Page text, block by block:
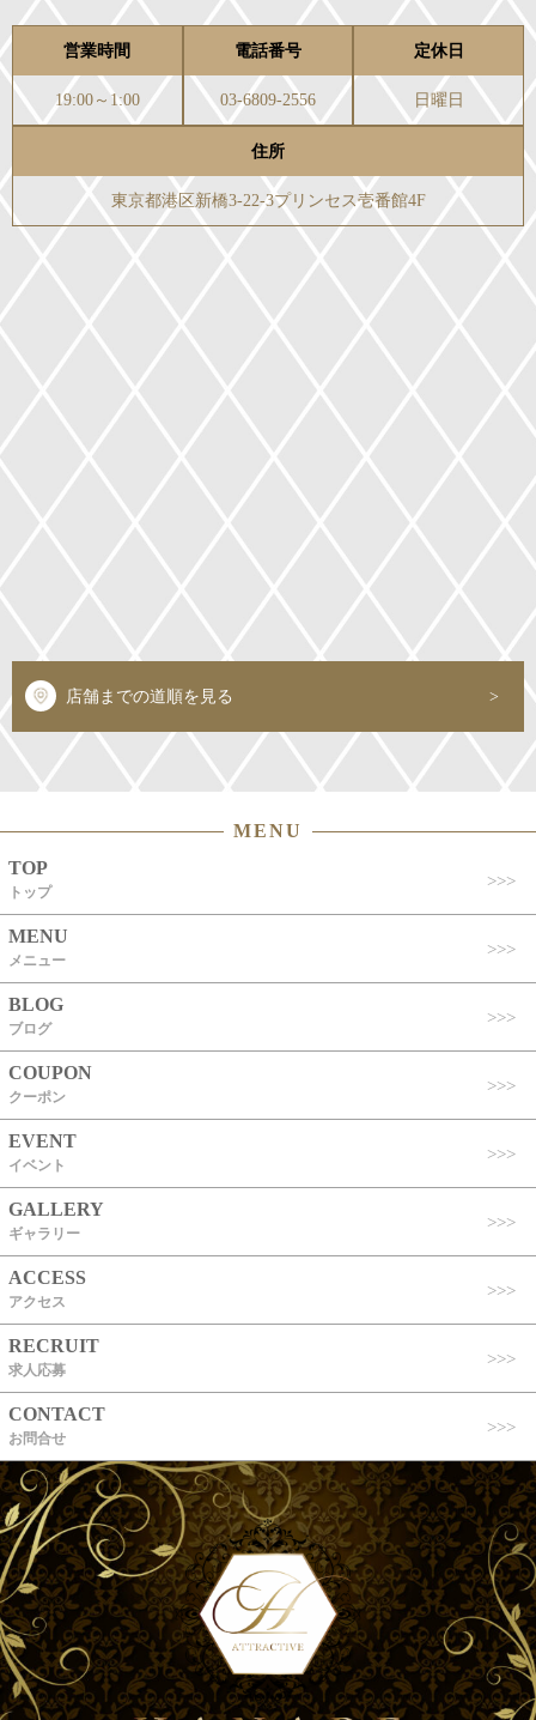
営業時間
19:00～1:00
電話番号
03-6809-2556
定休日
日曜日
住所
東京都港区新橋3-22-3プリンセス壱番館4F
店舗までの道順を見る
MENU
TOP
トップ
MENU
メニュー
BLOG
ブログ
COUPON
クーポン
EVENT
イベント
GALLERY
ギャラリー
ACCESS
アクセス
RECRUIT
求人応募
CONTACT
お問合せ